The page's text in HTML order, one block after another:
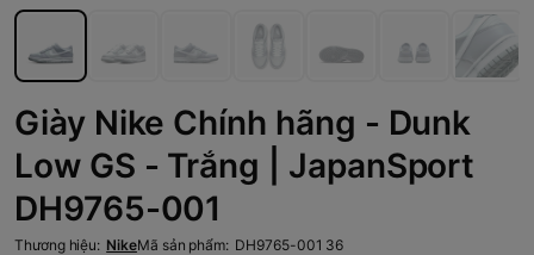
Giày Nike Chính hãng - Dunk
Low GS - Trắng | JapanSport
DH9765-001
Thương hiệu: NikeMã sản phẩm: DH9765-001 36